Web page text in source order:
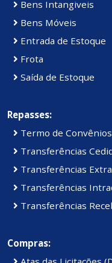
Bens Intangiveis
Bens Móveis
Entrada de Estoque
Frota
Saída de Estoque
Repasses:
Termo de Convênios
Transferências
Transferências
Transferências
Transferências
Compras: